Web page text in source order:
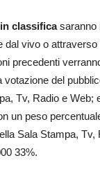
classificasaranno
dal vivo o
precedenti
votazione del
Tv, Radio e Web;
un peso
Sala Stampa, Tv,
33%.